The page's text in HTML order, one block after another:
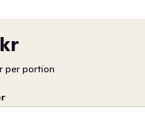
per portion